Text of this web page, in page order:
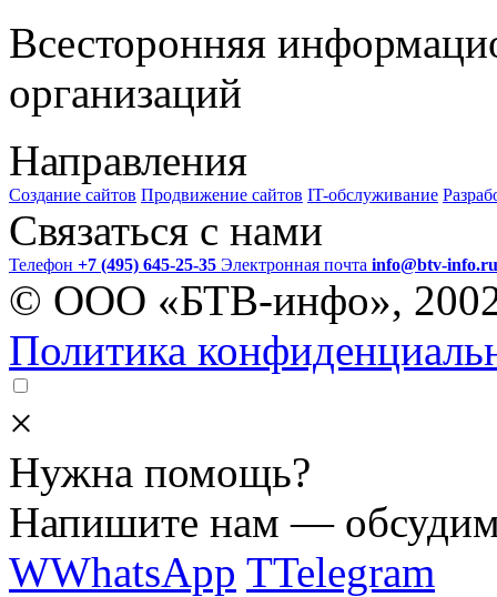
Всесторонняя
организаций
Направления
Создание сайтов Продвижение сайтов IT-обслуживание
Связаться с нами
Телефон +7 (495) 645-25-35 Электронная почта info@btv-info.ru
© ООО «БТВ-инфо»,
Политика
×
Нужна помощь?
Напишите нам —
WWhatsApp TTelegram